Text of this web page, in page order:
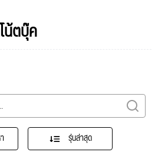
น้ตบุ๊ค
รุ่นล่าสุด